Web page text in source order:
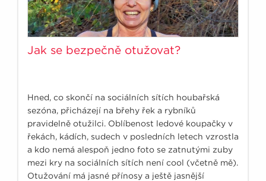
Jak se bezpečně otužovat?
Hned, co skončí na sociálních sítích houbařská
sezóna, přicházejí na břehy řek a rybníků
pravidelně otužilci. Oblíbenost ledové koupačky v
řekách, kádích, sudech v posledních letech vzrostla
a kdo nemá alespoň jedno foto se zatnutými zuby
mezi kry na sociálních sítích není cool (včetně mě).
Otužování má jasné přínosy a ještě jasnější